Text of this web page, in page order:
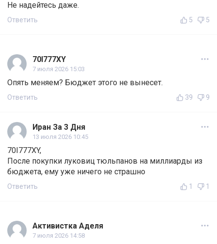
Не надейтесь даже.
Ответить 5 5
70I777XY
7 июля 2026 15:03
Опять меняем? Бюджет этого не вынесет.
Ответить 39 9
Иран За 3 Дня
13 июля 2026 10:45
70I777XY,
После покупки луковиц тюльпанов на миллиарды из
бюджета, ему уже ничего не страшно
Ответить 1 1
Активистка Аделя
7 июля 2026 14:58